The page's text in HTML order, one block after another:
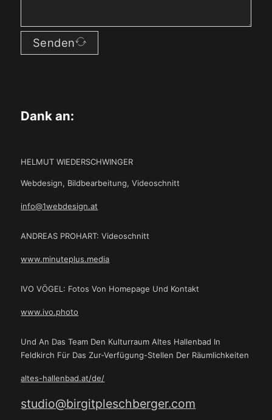
Senden
Dank an:
HELMUT WIEDERSCHWINGER
Webdesign, Bildbearbeitung, Videoschnitt
info@1webdesign.at
ANDREAS PROHART: Videoschnitt
www.minuteplus.media
IVO VÖGEL: Fotos Von Homepage Und Kontakt
www.ivo.photo
Und An Das Team Den Kulturraum Altes Hallenbad In
Feldkirch Für Das Zur-Verfügung-Stellen Der Räumlichkeiten
altes-hallenbad.at/de/
studio@birgitpleschberger.com